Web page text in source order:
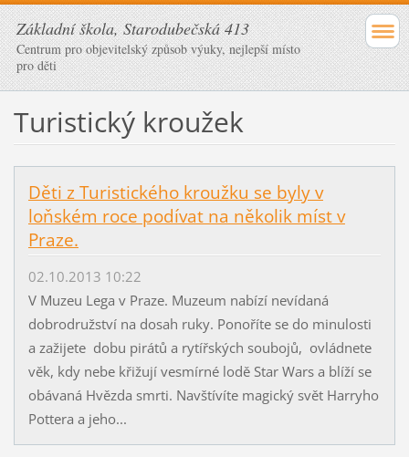
Základní škola, Starodubečská 413
Centrum pro objevitelský způsob výuky, nejlepší místo
pro děti
Turistický kroužek
Děti z Turistického kroužku se byly v
loňském roce podívat na několik míst v
Praze.
02.10.2013 10:22
V Muzeu Lega v Praze. Muzeum nabízí nevídaná
dobrodružství na dosah ruky. Ponoříte se do minulosti
a zažijete dobu pirátů a rytířských soubojů, ovládnete
věk, kdy nebe křižují vesmírné lodě Star Wars a blíží se
obávaná Hvězda smrti. Navštívíte magický svět Harryho
Pottera a jeho...